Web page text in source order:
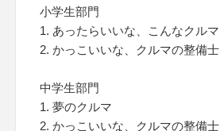
小学生部門
1. あったらいいな、こんなクルマ
2. かっこいいな、クルマの整備士
中学生部門
1. 夢のクルマ
2. かっこいいな、クルマの整備士